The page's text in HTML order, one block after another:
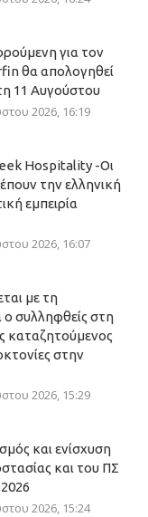
για τον
θα απολογηθεί
11 Αυγούστου
2026, 16:19
Hospitality -Οι
την ελληνική
εμπειρία
2026, 16:07
με τη
συλληφθείς στη
καταζητούμενος
στην
2026, 15:29
και ενίσχυση
και του ΠΣ
2026, 15:24